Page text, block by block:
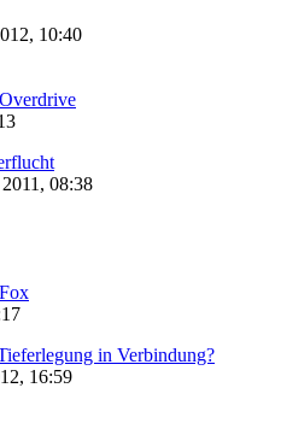
10:40
Overdrive
08:38
Fox
in Verbindung?
16:59